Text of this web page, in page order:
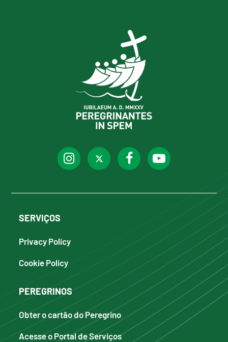
SERVIÇOS
Privacy Policy
Cookie Policy
PEREGRINOS
Obter o cartão do Peregrino
Acesse o Portal de Serviços